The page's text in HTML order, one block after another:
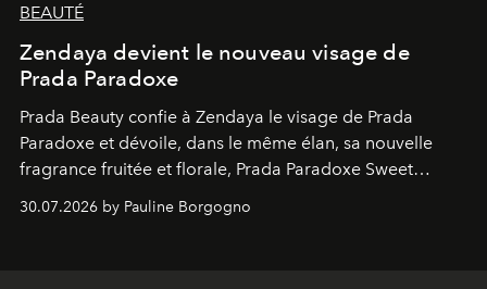
BEAUTÉ
Zendaya devient le nouveau visage de
Prada Paradoxe
Prada Beauty confie à Zendaya le visage de Prada
Paradoxe et dévoile, dans le même élan, sa nouvelle
fragrance fruitée et florale, Prada Paradoxe Sweet
30.07.2026 by Pauline Borgogno